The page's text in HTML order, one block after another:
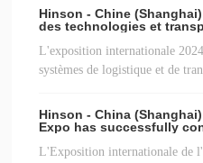
Hinson - Chine
des technologies et
L'exposition internationale
systèmes de logistique et de
Hinson - China
Expo has successfully
L'Exposition internationale de